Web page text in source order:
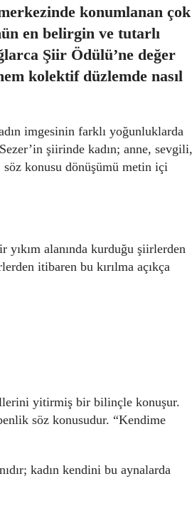
konumlanan çok
en belirgin ve tutarlı
Şiir Ödülü’ne değer
kolektif düzlemde nasıl
imgesinin farklı yoğunluklarda
şiirinde kadın; anne, sevgili,
konusu dönüşümü metin içi
alanında kurduğu şiirlerden
itibaren bu kırılma açıkça
yitirmiş bir bilinçle konuşur.
söz konusudur. “Kendime
kadın kendini bu aynalarda